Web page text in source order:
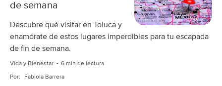
de semana
Descubre qué visitar en Toluca y
enamórate de estos lugares imperdibles para tu escapada
de fin de semana.
Vida y Bienestar 6 min de lectura
Por: Fabiola Barrera